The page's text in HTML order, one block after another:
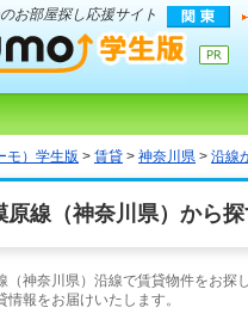
お部屋探し応援サイト
モ）学生版 > 賃貸 > 神奈川県 > 沿線
原線（神奈川県）から
（神奈川県）沿線で賃貸物件をお探
情報をお届けいたします。